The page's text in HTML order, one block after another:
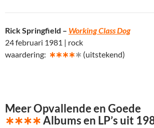
Rick Springfield – Working Class Dog
24 februari 1981 | rock
waardering: ∗∗∗∗∗ (uitstekend)
Meer Opvallende en Goede
∗∗∗∗Albums en LP’s uit